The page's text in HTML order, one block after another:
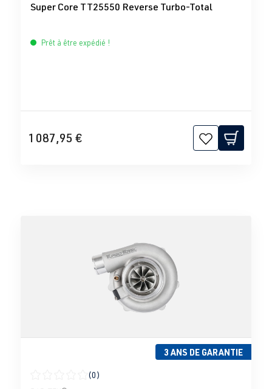
Super Core TT25550 Reverse Turbo-Total
Prêt à être expédié !
1 087,95 €
3 ANS DE GARANTIE
(0)